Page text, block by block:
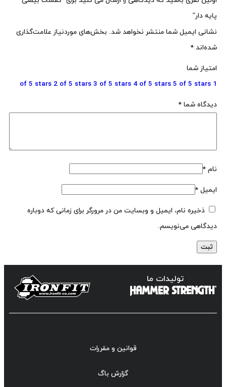
پایه دار”
نشانی ایمیل شما منتشر نخواهد شد. بخش‌های موردنیاز علامت‌گذاری
شده‌اند *
امتیاز شما
1 of 5 stars
2 of 5 stars 3 of 5 stars 4 of 5 stars 5 of 5 stars
دیدگاه شما *
نام *
ایمیل *
ذخیره نام، ایمیل و وبسایت من در مرورگر برای زمانی که دوباره
دیدگاهی می‌نویسم.
تولیدات ما
قوانین و مقررات
گزارش باگ